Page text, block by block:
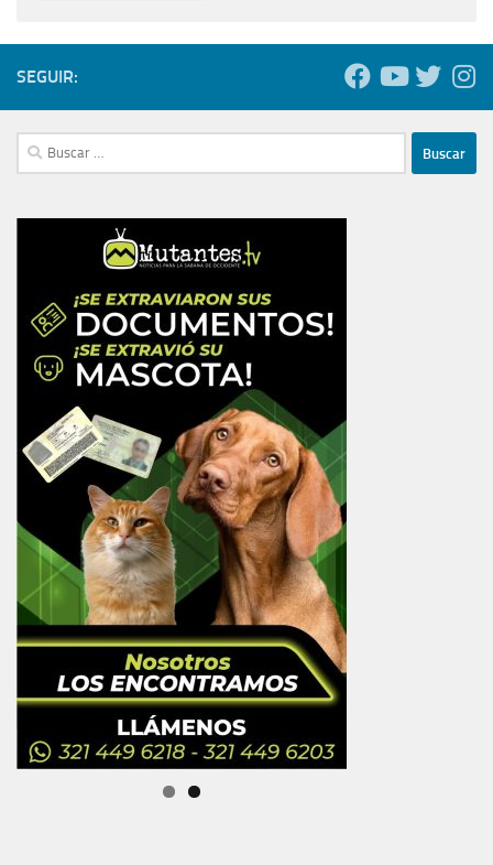
SEGUIR:
Buscar: